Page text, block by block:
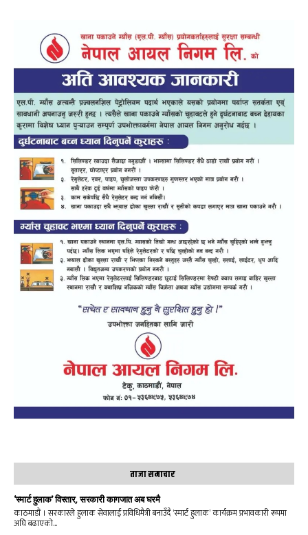
ताजा समाचार
‘स्मार्ट हुलाक’ विस्तार, सरकारी कागजात अब घरमै
काठमाडौं । सरकारले हुलाक सेवालाई प्रविधिमैत्री बनाउँदै ‘स्मार्ट हुलाक’ कार्यक्रम प्रभावकारी रूपमा
अघि बढाएको...